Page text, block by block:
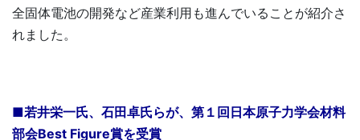
全固体電池の開発など産業利用も進んでいることが紹介さ
れました。
■若井栄一氏、石田卓氏らが、第１回日本原子力学会材料
部会Best Figure賞を受賞